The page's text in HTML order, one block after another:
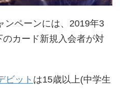
ンペーンには、2019年3
カード新規入会者が対
ビット は15歳以上(中学生